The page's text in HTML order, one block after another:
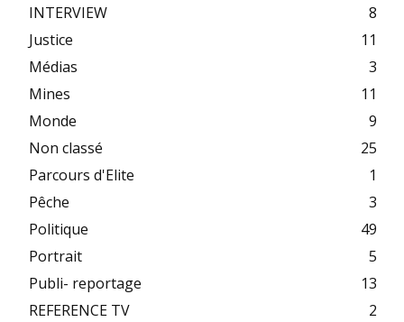
INTERVIEW
8
Justice
11
Médias
3
Mines
11
Monde
9
Non classé
25
Parcours d'Elite
1
Pêche
3
Politique
49
Portrait
5
Publi- reportage
13
REFERENCE TV
2